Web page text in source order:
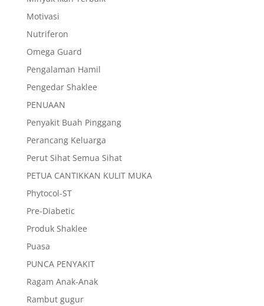
Motivasi
Nutriferon
Omega Guard
Pengalaman Hamil
Pengedar Shaklee
PENUAAN
Penyakit Buah Pinggang
Perancang Keluarga
Perut Sihat Semua Sihat
PETUA CANTIKKAN KULIT MUKA
Phytocol-ST
Pre-Diabetic
Produk Shaklee
Puasa
PUNCA PENYAKIT
Ragam Anak-Anak
Rambut gugur